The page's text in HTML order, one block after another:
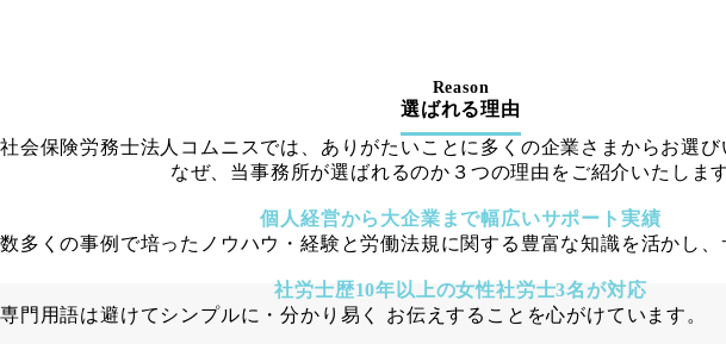
Reason
選ばれる理由
社会保険労務士法人コムニスでは、ありがたいことに多くの企業さまからお選び
なぜ、当事務所が選ばれるのか３つの理由をご紹介いたします
個人経営から大企業まで幅広いサポート実績
数多くの事例で培ったノウハウ・経験と労働法規に関する豊富な知識を活かし、
社労士歴10年以上の女性社労士3名が対応
専門用語は避けてシンプルに・分かり易く お伝えすることを心がけています。